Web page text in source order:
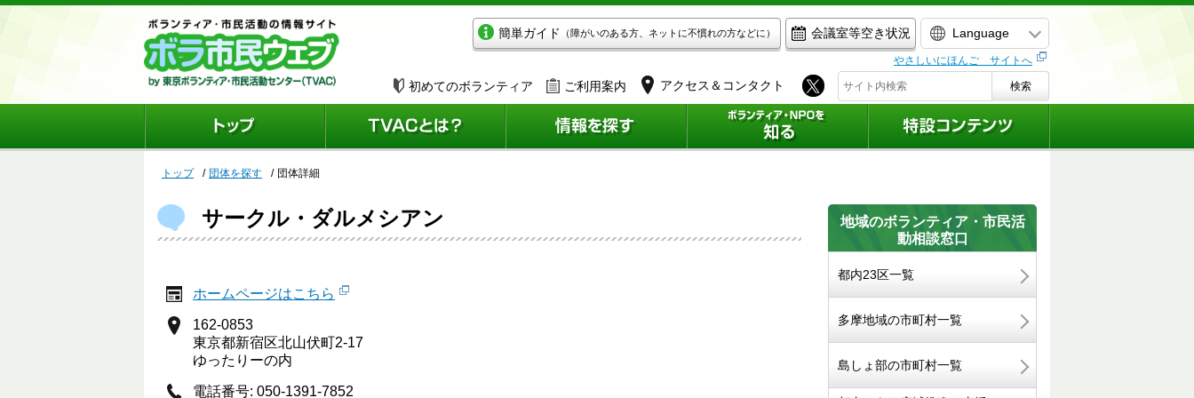
簡単ガイド （障がいのある方、ネットに不慣れの方などに） 会議室等空き状況 Language
やさしいにほんご サイトへ
初めてのボランティア ご利用案内 アクセス＆コンタクト 検索
トップ 団体を探す 団体詳細
サークル・ダルメシアン
ホームページはこちら
162-0853
東京都新宿区北山伏町2-17
ゆったりーの内
電話番号: 050-1391-7852
地域のボランティア・市民活
動相談窓口
都内23区一覧
多摩地域の市町村一覧
島しょ部の市町村一覧